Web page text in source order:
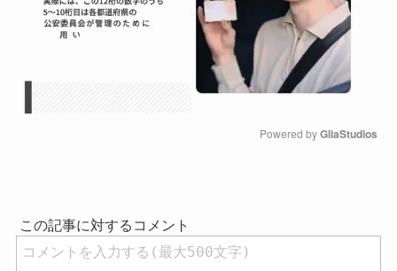
Powered by GliaStudios